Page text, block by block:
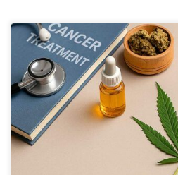
Współczesne wytyczne wskazują,
nie powinny zastępować leczenia
ani być polecane jako „terapia na
klinicznymi. Mogą natomiast
łagodzeniu objawów – głównie
metody zawiodły lub są
naukowe są nierówne: dla części